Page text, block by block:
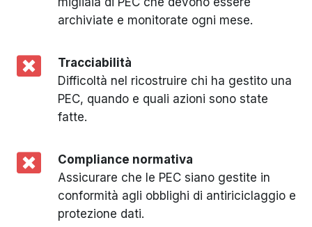
archiviate e monitorate ogni mese.
Tracciabilità
Difficoltà nel ricostruire chi ha gestito una
PEC, quando e quali azioni sono state
fatte.
Compliance normativa
Assicurare che le PEC siano gestite in
conformità agli obblighi di antiriciclaggio e
protezione dati.